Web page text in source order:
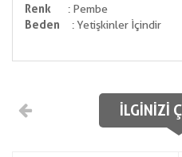
Renk
: Pembe
Beden : Yetişkinler İçindir
İLGINIZI